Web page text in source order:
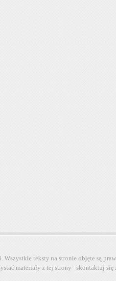
teksty na stronie objęte są
materiały z tej strony - skontaktuj się